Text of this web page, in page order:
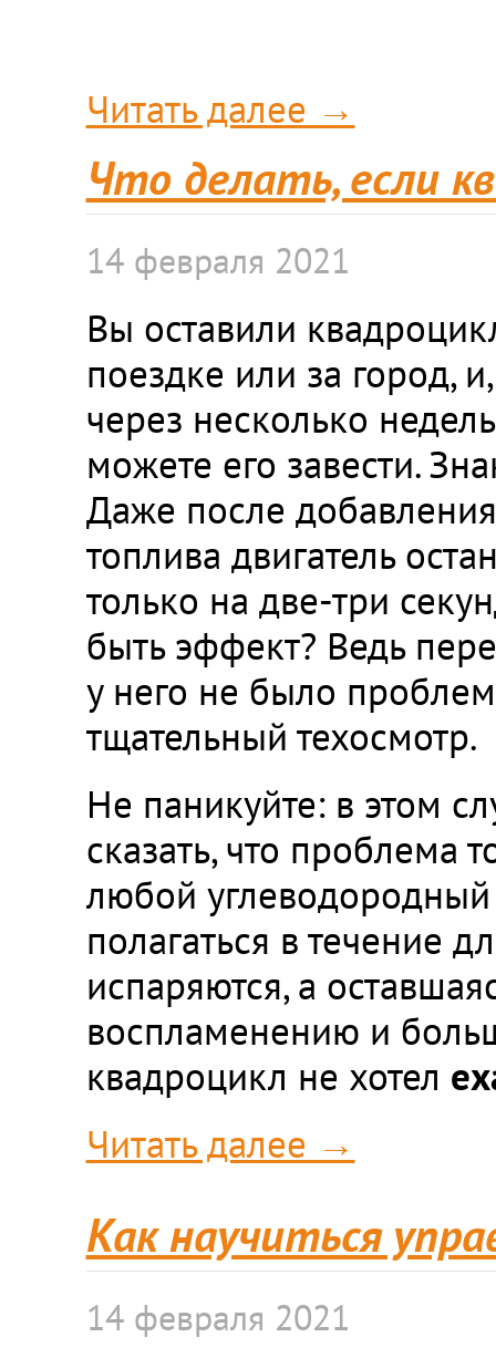
Читать далее →
Что делать, если
14 февраля 2021
Вы оставили
поездке или за город,
через несколько
можете его завести.
Даже после
топлива двигатель
только на две-три
быть эффект? Ведь
у него не было
тщательный техосмотр.
Не паникуйте: в этом
сказать, что проблема
любой углеводородный
полагаться в течение
испаряются, а
воспламенению и
квадроцикл не хотел
Читать далее →
Как научиться
14 февраля 2021